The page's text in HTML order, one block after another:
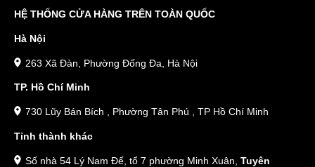
HỆ THỐNG CỬA HÀNG TRÊN TOÀN QUỐC
Hà Nội
263 Xã Đàn, Phường Đống Đa, Hà Nội
TP. Hồ Chí Minh
730 Lũy Bán Bích , Phường Tân Phú , TP Hồ Chí Minh
Tỉnh thành khác
Số nhà 54 Lý Nam Đế, tổ 7 phường Minh Xuân, Tuyên